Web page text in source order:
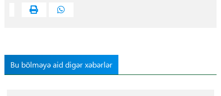
Bu bölməyə aid digər xəbərlər